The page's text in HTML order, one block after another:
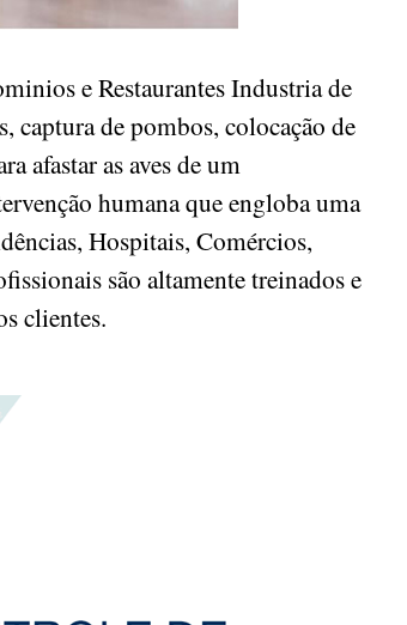
e Restaurantes Industria de
captura de pombos, colocação de
afastar as aves de um
humana que engloba uma
Hospitais, Comércios,
são altamente treinados e
clientes.